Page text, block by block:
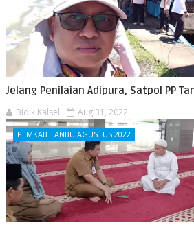
Jelang Penilaian Adipura, Satpol PP
Bidik Kalsel Aug 31, 2022
PEMKAB TANBU AGUSTUS 2022